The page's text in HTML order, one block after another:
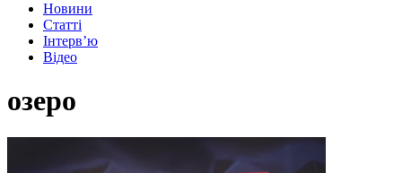
Новини
Статті
Інтерв’ю
Відео
озеро